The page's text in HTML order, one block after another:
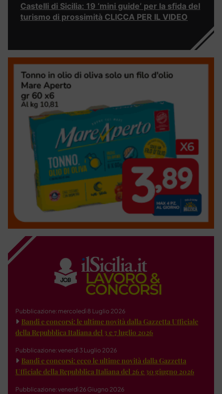
Castelli di Sicilia: 19 ‘mini guide’ per la sfida del
turismo di prossimità CLICCA PER IL VIDEO
Pubblicazione: mercoledì 8 Luglio 2026
Bandi e concorsi: le ultime novità dalla Gazzetta Ufficiale
della Repubblica Italiana del 3 e 7 luglio 2026
Pubblicazione: venerdì 3 Luglio 2026
Bandi e concorsi: ecco le ultime novità dalla Gazzetta
Ufficiale della Repubblica Italiana del 26 e 30 giugno 2026
Pubblicazione: venerdì 26 Giugno 2026